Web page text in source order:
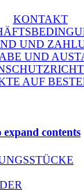
KONTAKT
UND
UND
AUF
expand contents